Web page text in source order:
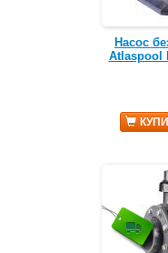
Насос
Atlaspool